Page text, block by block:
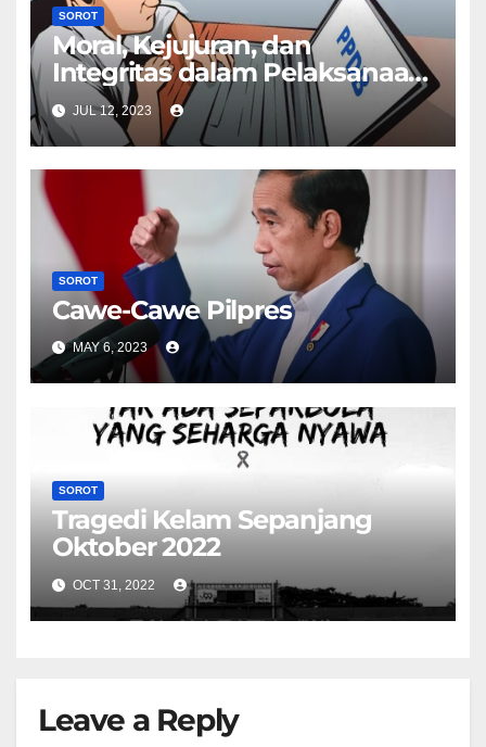
SOROT
Moral, Kejujuran, dan
Integritas dalam Pelaksanaan
PPDB
JUL 12, 2023
SOROT
Cawe-Cawe Pilpres
MAY 6, 2023
SOROT
Tragedi Kelam Sepanjang
Oktober 2022
OCT 31, 2022
Leave a Reply